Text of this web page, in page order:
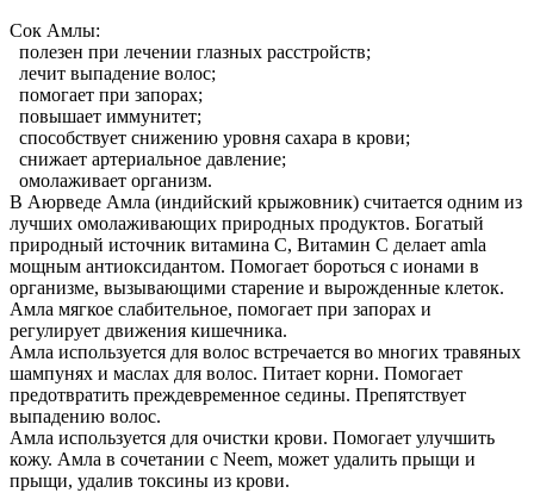
Сок Амлы:
полезен при лечении глазных расстройств;
лечит выпадение волос;
помогает при запорах;
повышает иммунитет;
способствует снижению уровня сахара в крови;
снижает артериальное давление;
омолаживает организм.
В Аюрведе Амла (индийский крыжовник) считается одним из
лучших омолаживающих природных продуктов. Богатый
природный источник витамина С, Витамин С делает amla
мощным антиоксидантом. Помогает бороться с ионами в
организме, вызывающими старение и вырожденные клеток.
Амла мягкое слабительное, помогает при запорах и
регулирует движения кишечника.
Амла используется для волос встречается во многих травяных
шампунях и маслах для волос. Питает корни. Помогает
предотвратить преждевременное седины. Препятствует
выпадению волос.
Амла используется для очистки крови. Помогает улучшить
кожу. Амла в сочетании с Neem, может удалить прыщи и
прыщи, удалив токсины из крови.